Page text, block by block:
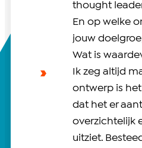
thought
En op welke
jouw
Wat is
Ik zeg altijd
ontwerp is
dat het er
overzichtelijk
uitziet.